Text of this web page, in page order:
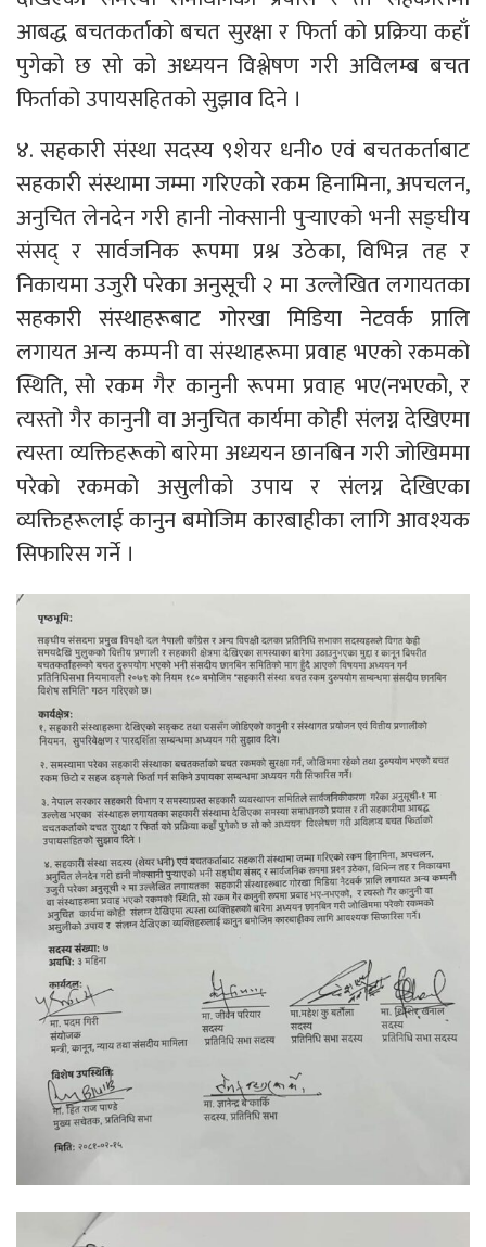
आबद्ध बचतकर्ताको बचत सुरक्षा र फिर्ता को प्रक्रिया कहाँ
पुगेको छ सो को अध्ययन विश्लेषण गरी अविलम्ब बचत
फिर्ताको उपायसहितको सुझाव दिने ।
४. सहकारी संस्था सदस्य ९शेयर धनी० एवं बचतकर्ताबाट
सहकारी संस्थामा जम्मा गरिएको रकम हिनामिना, अपचलन,
अनुचित लेनदेन गरी हानी नोक्सानी पुऱ्याएको भनी सङ्घीय
संसद् र सार्वजनिक रूपमा प्रश्न उठेका, विभिन्न तह र
निकायमा उजुरी परेका अनुसूची २ मा उल्लेखित लगायतका
सहकारी संस्थाहरूबाट गोरखा मिडिया नेटवर्क प्रालि
लगायत अन्य कम्पनी वा संस्थाहरूमा प्रवाह भएको रकमको
स्थिति, सो रकम गैर कानुनी रूपमा प्रवाह भए(नभएको, र
त्यस्तो गैर कानुनी वा अनुचित कार्यमा कोही संलग्न देखिएमा
त्यस्ता व्यक्तिहरूको बारेमा अध्ययन छानबिन गरी जोखिममा
परेको रकमको असुलीको उपाय र संलग्न देखिएका
व्यक्तिहरूलाई कानुन बमोजिम कारबाहीका लागि आवश्यक
सिफारिस गर्ने ।